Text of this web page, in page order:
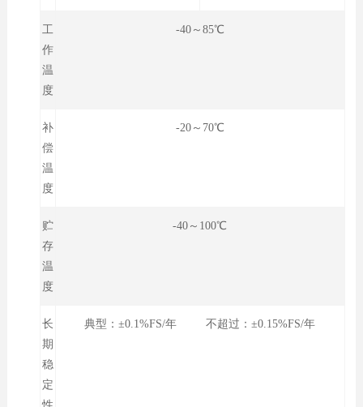
工
作
温
度
-40～85℃
补
偿
温
度
-20～70℃
贮
存
温
度
-40～100℃
长
期
稳
定
典型：±0.1%FS/年 不超过：±0.15%FS/年